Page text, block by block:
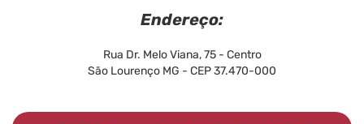
Endereço:
Rua Dr. Melo Viana, 75 - Centro
São Lourenço MG - CEP 37.470-000